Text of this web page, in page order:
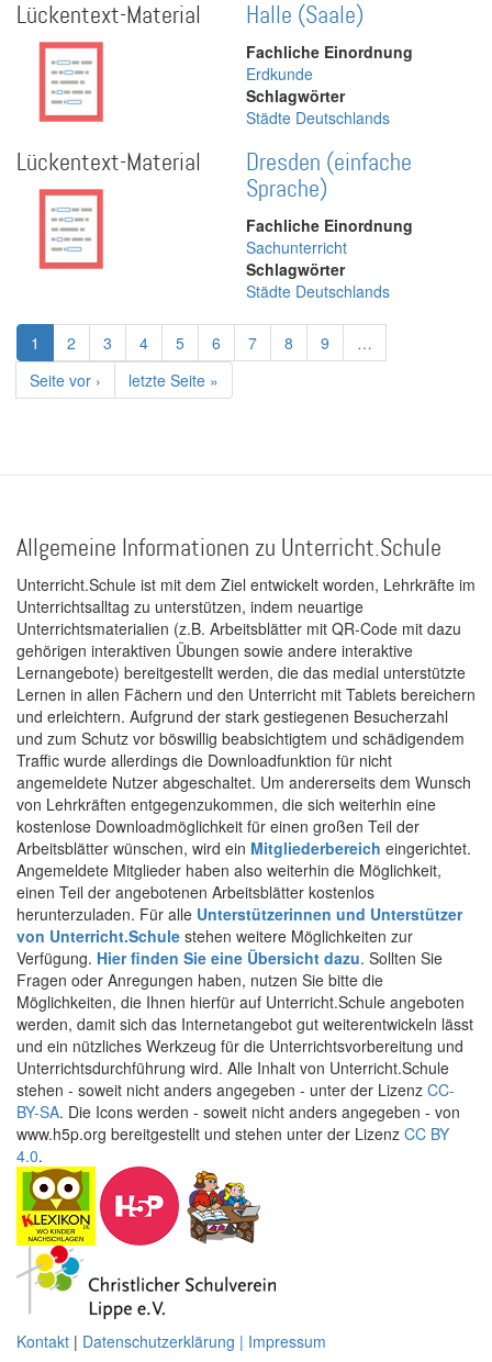
Lückentext-Material Halle (Saale)
Fachliche Einordnung
Erdkunde
Schlagwörter
Städte Deutschlands
Lückentext-Material
Dresden (einfache
Sprache)
Fachliche Einordnung
Sachunterricht
Schlagwörter
Städte Deutschlands
Seitennummerierung
Aktuelle
Seite
1 Page
2 Page
3 Page
4 Page
5 Page
6 Page
7 Page
8 Page
9
…
Nächste
Seite
Seite vor ›
Letzte
Seite
letzte Seite »
Allgemeine Informationen zu Unterricht.Schule
Unterricht.Schule ist mit dem Ziel entwickelt worden, Lehrkräfte im
Unterrichtsalltag zu unterstützen, indem neuartige
Unterrichtsmaterialien (z.B. Arbeitsblätter mit QR-Code mit dazu
gehörigen interaktiven Übungen sowie andere interaktive
Lernangebote) bereitgestellt werden, die das medial unterstützte
Lernen in allen Fächern und den Unterricht mit Tablets bereichern
und erleichtern. Aufgrund der stark gestiegenen Besucherzahl
und zum Schutz vor böswillig beabsichtigtem und schädigendem
Traffic wurde allerdings die Downloadfunktion für nicht
angemeldete Nutzer abgeschaltet. Um andererseits dem Wunsch
von Lehrkräften entgegenzukommen, die sich weiterhin eine
kostenlose Downloadmöglichkeit für einen großen Teil der
Arbeitsblätter wünschen, wird ein Mitgliederbereich eingerichtet.
Angemeldete Mitglieder haben also weiterhin die Möglichkeit,
einen Teil der angebotenen Arbeitsblätter kostenlos
herunterzuladen. Für alle Unterstützerinnen und Unterstützer
von Unterricht.Schule stehen weitere Möglichkeiten zur
Verfügung. Hier finden Sie eine Übersicht dazu. Sollten Sie
Fragen oder Anregungen haben, nutzen Sie bitte die
Möglichkeiten, die Ihnen hierfür auf Unterricht.Schule angeboten
werden, damit sich das Internetangebot gut weiterentwickeln lässt
und ein nützliches Werkzeug für die Unterrichtsvorbereitung und
Unterrichtsdurchführung wird. Alle Inhalt von Unterricht.Schule
stehen - soweit nicht anders angegeben - unter der Lizenz CC-
BY-SA. Die Icons werden - soweit nicht anders angegeben - von
www.h5p.org bereitgestellt und stehen unter der Lizenz CC BY
4.0.
Kontakt | Datenschutzerklärung | Impressum